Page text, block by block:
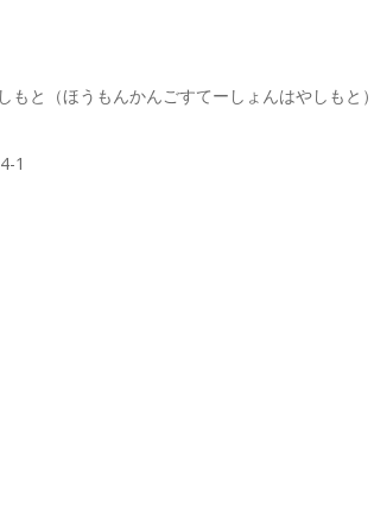
もと（ほうもんかんごすてーしょんはやしもと
1